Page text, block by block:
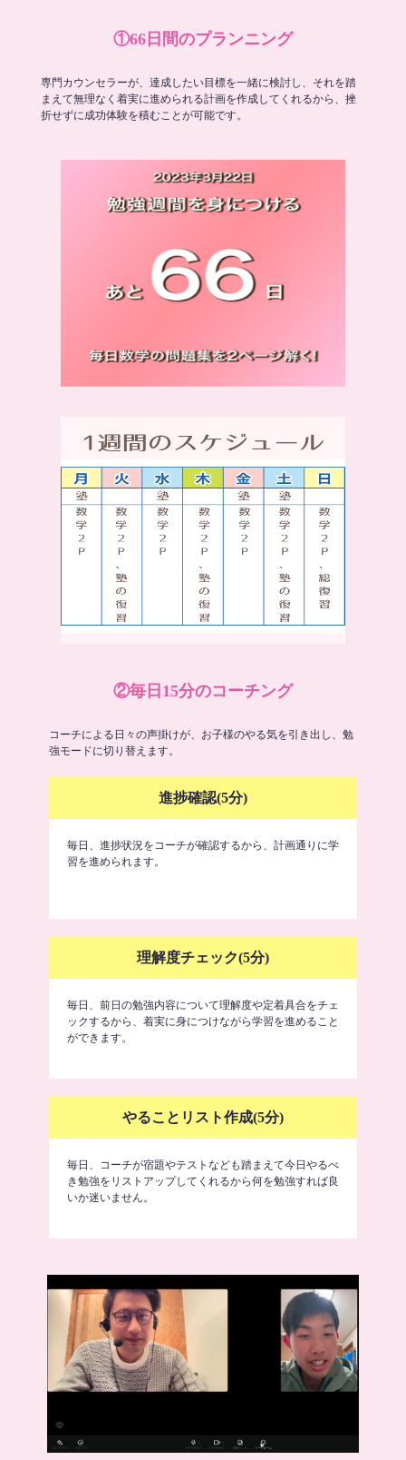
①66日間のプランニング
専門カウンセラーが、達成したい目標を一緒に検討し、それを踏
まえて無理なく着実に進められる計画を作成してくれるから、挫
折せずに成功体験を積むことが可能です。
②毎日15分のコーチング
コーチによる日々の声掛けが、お子様のやる気を引き出し、勉
強モードに切り替えます。
進捗確認(5分)
毎日、進捗状況をコーチが確認するから、計画通りに学
習を進められます。
理解度チェック(5分)
毎日、前日の勉強内容について理解度や定着具合をチェ
ックするから、着実に身につけながら学習を進めること
ができます。
やることリスト作成(5分)
毎日、コーチが宿題やテストなども踏まえて今日やるべ
き勉強をリストアップしてくれるから何を勉強すれば良
いか迷いません。